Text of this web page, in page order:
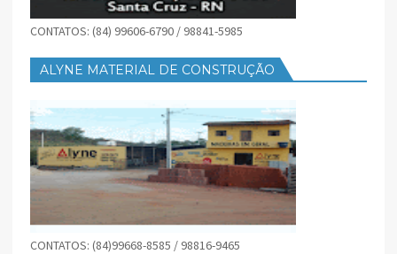
CONTATOS: (84) 99606-6790 / 98841-5985
ALYNE MATERIAL DE CONSTRUÇÃO
CONTATOS: (84)99668-8585 / 98816-9465